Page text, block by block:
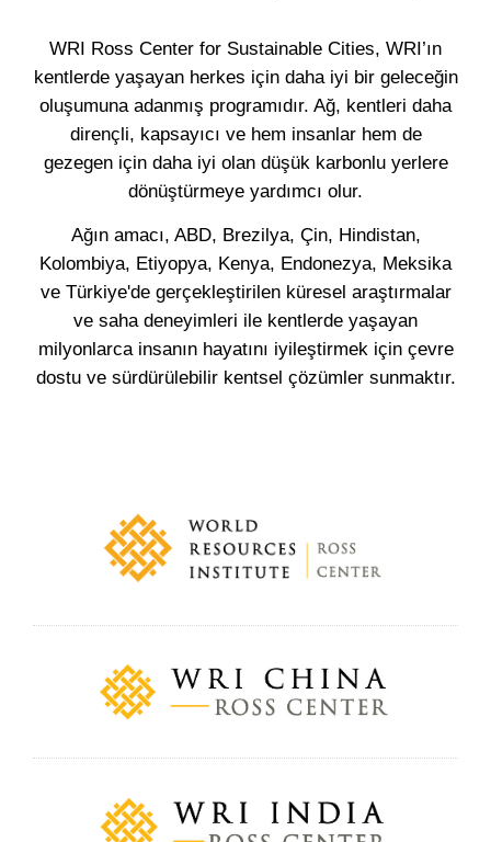
WRI Ross Center for Sustainable Cities, WRI’ın
kentlerde yaşayan herkes için daha iyi bir geleceğin
oluşumuna adanmış programıdır. Ağ, kentleri daha
dirençli, kapsayıcı ve hem insanlar hem de
gezegen için daha iyi olan düşük karbonlu yerlere
dönüştürmeye yardımcı olur.
Ağın amacı, ABD, Brezilya, Çin, Hindistan,
Kolombiya, Etiyopya, Kenya, Endonezya, Meksika
ve Türkiye'de gerçekleştirilen küresel araştırmalar
ve saha deneyimleri ile kentlerde yaşayan
milyonlarca insanın hayatını iyileştirmek için çevre
dostu ve sürdürülebilir kentsel çözümler sunmaktır.